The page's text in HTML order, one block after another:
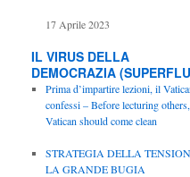
17 Aprile 2023
IL VIRUS DELLA
DEMOCRAZIA
Prima d’impartire lezioni, il
confessi – Before lecturing
Vatican should come clean
STRATEGIA DELLA
LA GRANDE BUGIA